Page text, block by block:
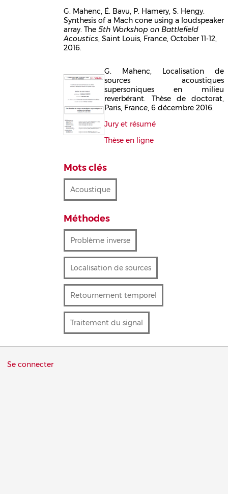
Corps
G. Mahenc, É. Bavu, P. Hamery, S. Hengy.
Synthesis of a Mach cone using a loudspeaker
array. The5th Workshop on Battlefield
Acoustics , Saint Louis, France, October 11-12,
2016.
Corps
G. Mahenc, Localisation de
sources acoustiques
supersoniques en milieu
reverbérant. Thèse de doctorat,
Paris, France, 6 décembre 2016.
Jury et résumé
Thèse en ligne
Mots clés
Acoustique
Méthodes
Problème inverse
Localisation de sources
Retournement temporel
Traitement du signal
Menu
Se connecter